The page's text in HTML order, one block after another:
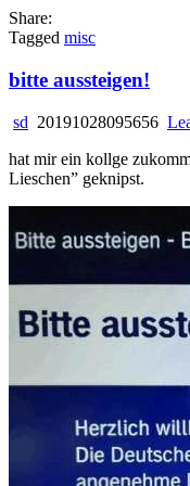
Share:
Tagged misc
bitte aussteigen!
sd 20191028095656
hat mir ein kollge
Lieschen” geknipst.